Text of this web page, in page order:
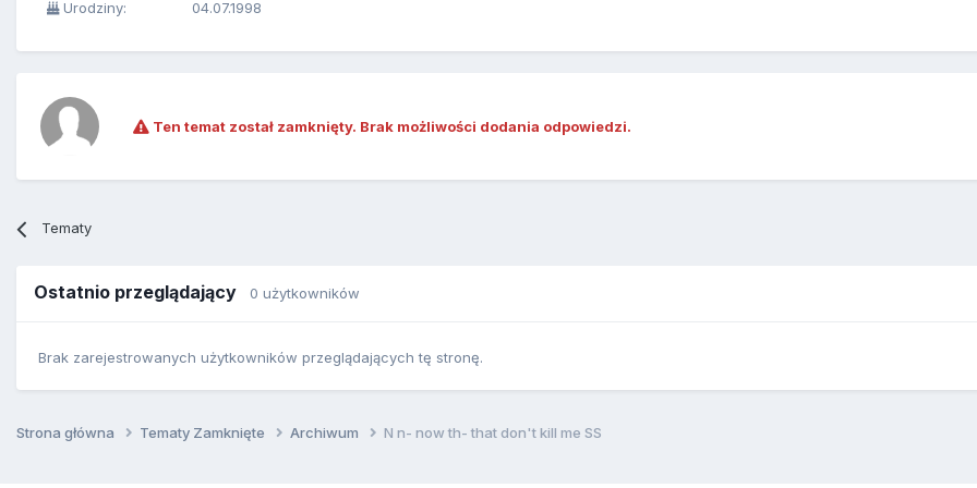
Urodziny:
04.07.1998
Ten temat został zamknięty. Brak możliwości dodania odpowiedzi.
Tematy
Ostatnio przeglądający 0 użytkowników
Brak zarejestrowanych użytkowników przeglądających tę stronę.
Strona główna Tematy Zamknięte Archiwum N n- now th- that don't kill me SS